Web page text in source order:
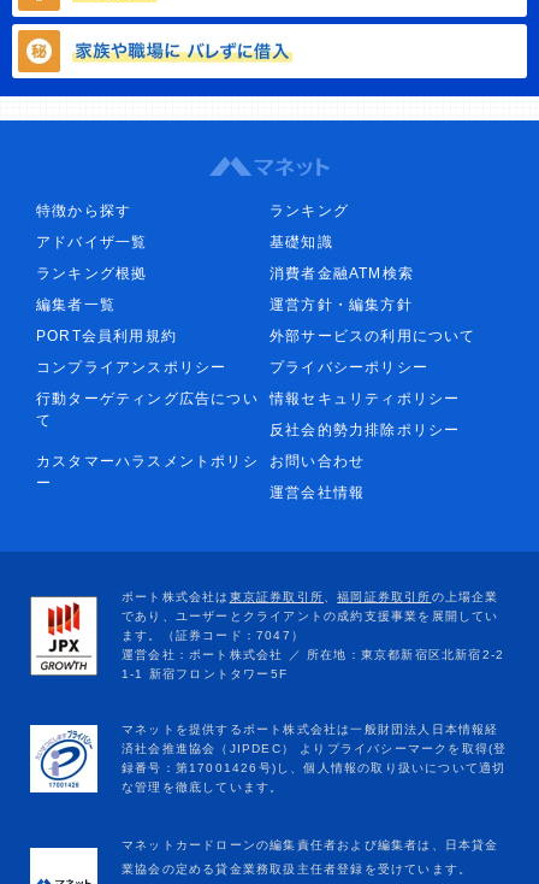
特徴から探す
ランキング
アドバイザ一覧
基礎知識
ランキング根拠
消費者金融ATM検索
編集者一覧
運営方針・編集方針
PORT会員利用規約
外部サービスの利用について
コンプライアンスポリシー
プライバシーポリシー
行動ターゲティング広告につい
て
情報セキュリティポリシー
反社会的勢力排除ポリシー
カスタマーハラスメントポリシ
ー
お問い合わせ
運営会社情報
マネットカードローンの編集責任者および編集者は、日本貸金
業協会の定める貸金業務取扱主任者登録を受けています。